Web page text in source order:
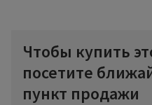
Чтобы купить
посетите
пункт продажи